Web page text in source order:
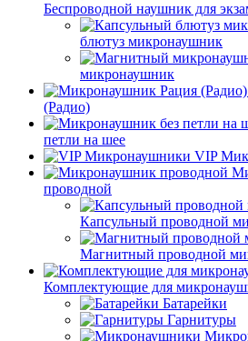
Беспроводной наушник для
блютуз микронаушник
микронаушник
(Радио)
петли на шее
VIP
проводной
Капсульный проводной
Магнитный проводной
Комплектующие для
Батарейки
Гарнитуры